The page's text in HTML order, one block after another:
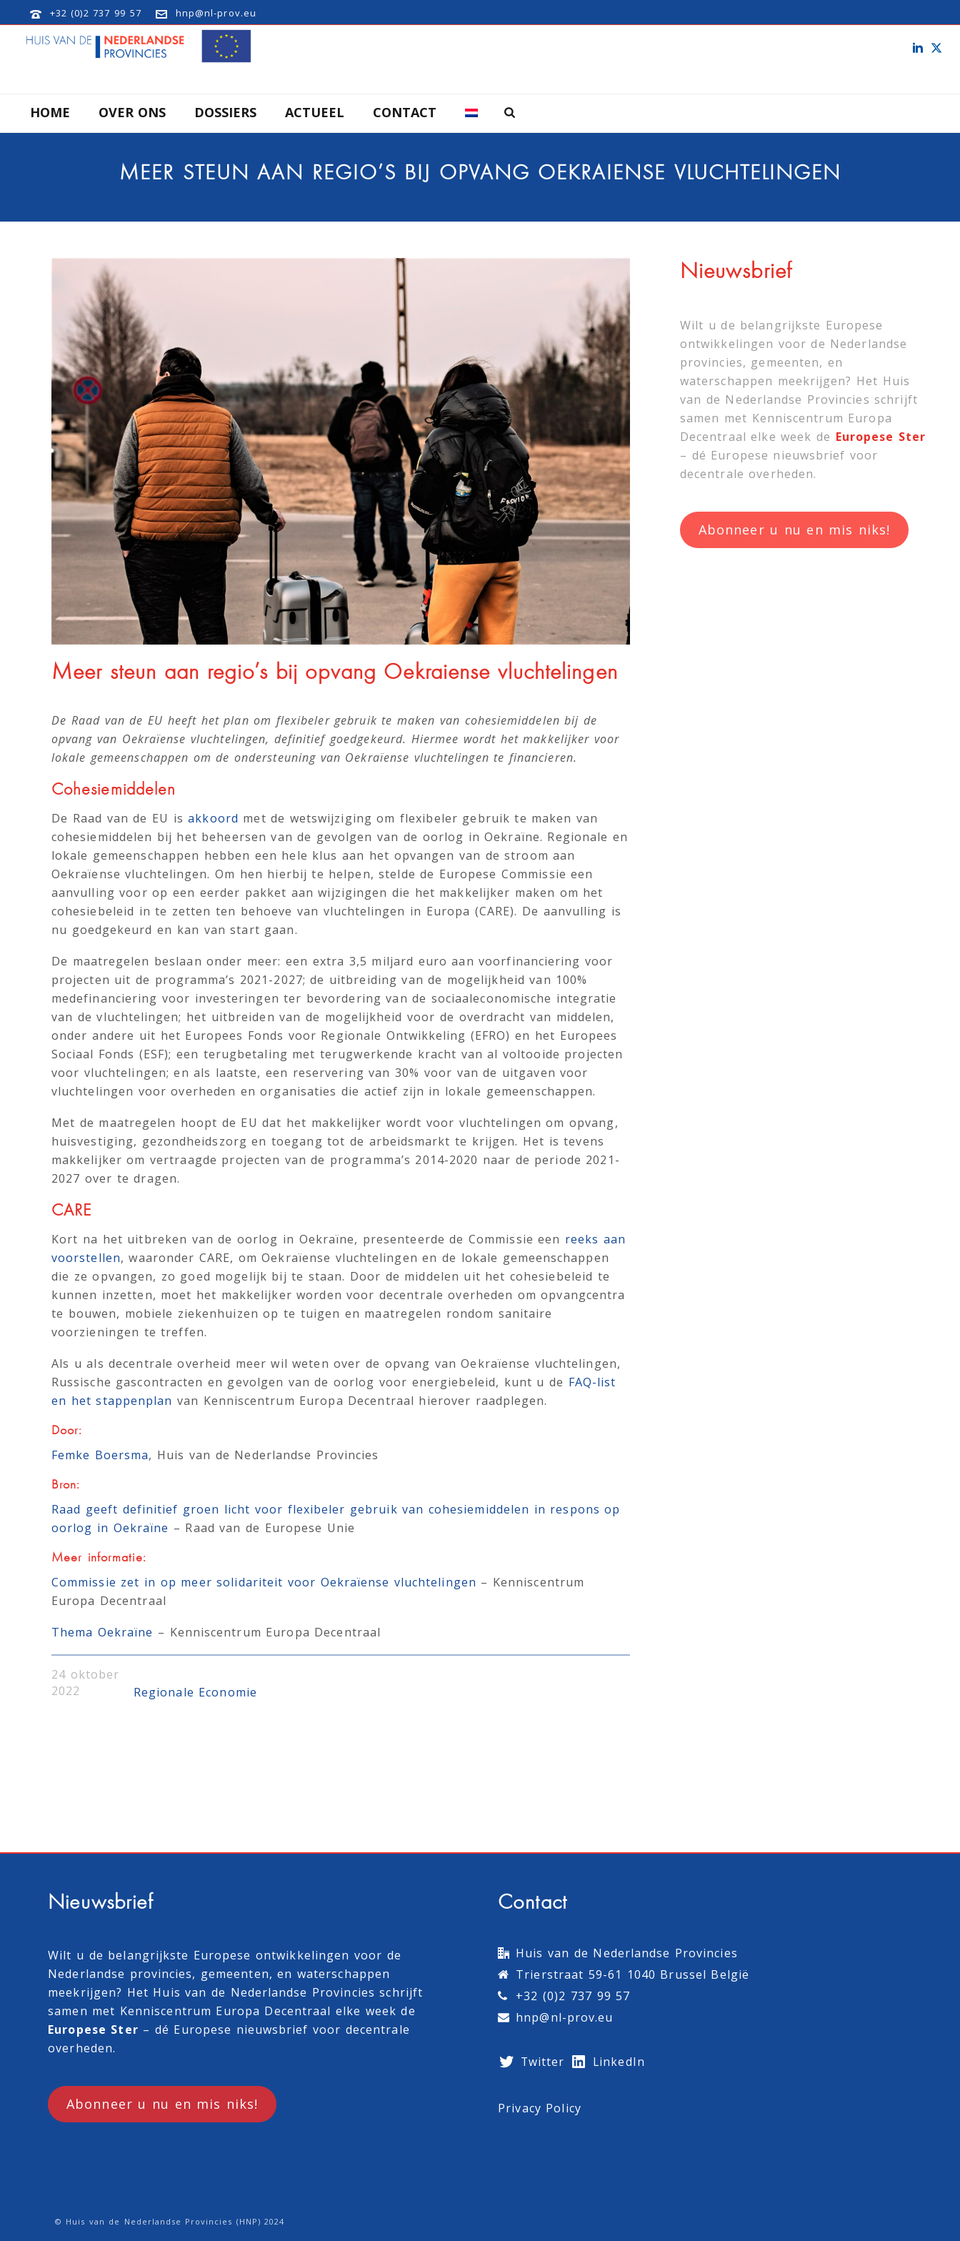
+32 (0)2 737 99 57 hnp@nl-prov.eu
HOME OVER ONS DOSSIERS ACTUEEL CONTACT
MEER STEUN AAN REGIO’S BIJ OPVANG OEKRAIENSE VLUCHTELINGEN
Meer steun aan regio’s bij opvang Oekraiense vluchtelingen
De Raad van de EU heeft het plan om flexibeler gebruik te maken van cohesiemiddelen bij de
opvang van Oekraïense vluchtelingen, definitief goedgekeurd. Hiermee wordt het makkelijker voor
lokale gemeenschappen om de ondersteuning van Oekraïense vluchtelingen te financieren.
Cohesiemiddelen
De Raad van de EU isakkoord met de wetswijziging om flexibeler gebruik te maken van
cohesiemiddelen bij het beheersen van de gevolgen van de oorlog in Oekraïne. Regionale en
lokale gemeenschappen hebben een hele klus aan het opvangen van de stroom aan
Oekraïense vluchtelingen. Om hen hierbij te helpen, stelde de Europese Commissie een
aanvulling voor op een eerder pakket aan wijzigingen die het makkelijker maken om het
cohesiebeleid in te zetten ten behoeve van vluchtelingen in Europa (CARE). De aanvulling is
nu goedgekeurd en kan van start gaan.
De maatregelen beslaan onder meer: een extra 3,5 miljard euro aan voorfinanciering voor
projecten uit de programma’s 2021-2027; de uitbreiding van de mogelijkheid van 100%
medefinanciering voor investeringen ter bevordering van de sociaaleconomische integratie
van de vluchtelingen; het uitbreiden van de mogelijkheid voor de overdracht van middelen,
onder andere uit het Europees Fonds voor Regionale Ontwikkeling (EFRO) en het Europees
Sociaal Fonds (ESF); een terugbetaling met terugwerkende kracht van al voltooide projecten
voor vluchtelingen; en als laatste, een reservering van 30% voor van de uitgaven voor
vluchtelingen voor overheden en organisaties die actief zijn in lokale gemeenschappen.
Met de maatregelen hoopt de EU dat het makkelijker wordt voor vluchtelingen om opvang,
huisvestiging, gezondheidszorg en toegang tot de arbeidsmarkt te krijgen. Het is tevens
makkelijker om vertraagde projecten van de programma’s 2014-2020 naar de periode 2021-
2027 over te dragen.
CARE
Kort na het uitbreken van de oorlog in Oekraïne, presenteerde de Commissie een reeks aan
voorstellen, waaronder CARE, om Oekraïense vluchtelingen en de lokale gemeenschappen
die ze opvangen, zo goed mogelijk bij te staan. Door de middelen uit het cohesiebeleid te
kunnen inzetten, moet het makkelijker worden voor decentrale overheden om opvangcentra
te bouwen, mobiele ziekenhuizen op te tuigen en maatregelen rondom sanitaire
voorzieningen te treffen.
Als u als decentrale overheid meer wil weten over de opvang van Oekraïense vluchtelingen,
Russische gascontracten en gevolgen van de oorlog voor energiebeleid, kunt u de FAQ-list
en het stappenplan van Kenniscentrum Europa Decentraal hierover raadplegen.
Door:
Femke Boersma, Huis van de Nederlandse Provincies
Bron:
Raad geeft definitief groen licht voor flexibeler gebruik van cohesie­middelen in respons op
oorlog in Oekraïne – Raad van de Europese Unie
Meer informatie:
Commissie zet in op meer solidariteit voor Oekraïense vluchtelingen – Kenniscentrum
Europa Decentraal
Thema Oekraïne – Kenniscentrum Europa Decentraal
24 oktober
2022
Regionale Economie
Nieuwsbrief
Wilt u de belangrijkste Europese
ontwikkelingen voor de Nederlandse
provincies, gemeenten, en
waterschappen meekrijgen? Het Huis
van de Nederlandse Provincies schrijft
samen met Kenniscentrum Europa
Decentraal elke week de Europese Ster
– dé Europese nieuwsbrief voor
decentrale overheden.
Abonneer u nu en mis niks!
Nieuwsbrief
Wilt u de belangrijkste Europese ontwikkelingen voor de
Nederlandse provincies, gemeenten, en waterschappen
meekrijgen? Het Huis van de Nederlandse Provincies schrijft
samen met Kenniscentrum Europa Decentraal elke week de
Europese Ster – dé Europese nieuwsbrief voor decentrale
overheden.
Abonneer u nu en mis niks!
Contact
Huis van de Nederlandse Provincies
Trierstraat 59-61 1040 Brussel België
+32 (0)2 737 99 57
hnp@nl-prov.eu
Twitter LinkedIn
Privacy Policy
© Huis van de Nederlandse Provincies (HNP) 2024